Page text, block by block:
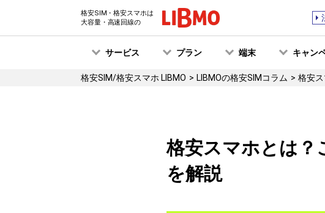
格安SIM・格安スマホは
大容量・高速回線の
サービス プラン 端末 キャン
格安SIM/格安スマホ LIBMO LIBMOの格安SIMコラム 格安
格安スマホとは？
を解説